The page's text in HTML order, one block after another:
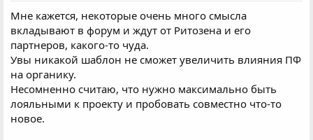
Мне кажется, некоторые очень много смысла
вкладывают в форум и ждут от Ритозена и его
партнеров, какого-то чуда.
Увы никакой шаблон не сможет увеличить влияния ПФ
на органику.
Несомненно считаю, что нужно максимально быть
лояльными к проекту и пробовать совместно что-то
новое.